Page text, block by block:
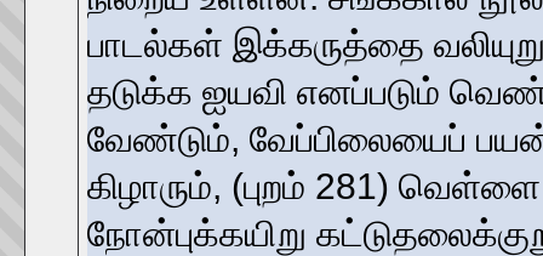
பாடல்கள் இக்கருத்தை
தடுக்க ஐயவி எனப்படும்
வேண்டும், வேப்பிலையைப்
கிழாரும், (புறம் 281)
நோன்புக்கயிறு